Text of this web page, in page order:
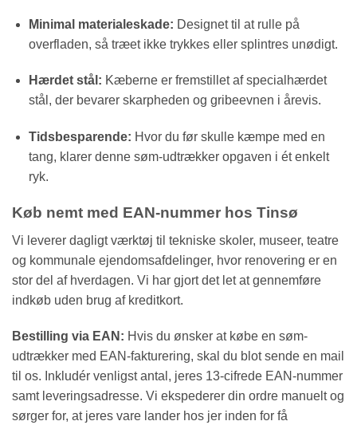
Minimal materialeskade: Designet til at rulle på
overfladen, så træet ikke trykkes eller splintres unødigt.
Hærdet stål: Kæberne er fremstillet af specialhærdet
stål, der bevarer skarpheden og gribeevnen i årevis.
Tidsbesparende: Hvor du før skulle kæmpe med en
tang, klarer denne søm-udtrækker opgaven i ét enkelt
ryk.
Køb nemt med EAN-nummer hos Tinsø
Vi leverer dagligt værktøj til tekniske skoler, museer, teatre
og kommunale ejendomsafdelinger, hvor renovering er en
stor del af hverdagen. Vi har gjort det let at gennemføre
indkøb uden brug af kreditkort.
Bestilling via EAN: Hvis du ønsker at købe en søm-
udtrækker med EAN-fakturering, skal du blot sende en mail
til os. Inkludér venligst antal, jeres 13-cifrede EAN-nummer
samt leveringsadresse. Vi ekspederer din ordre manuelt og
sørger for, at jeres vare lander hos jer inden for få